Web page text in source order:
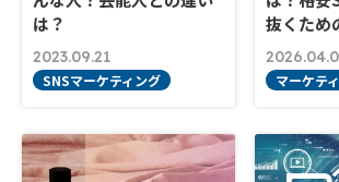
は？
2023.09.21
SNSマーケティング
抜くた
マーケテ